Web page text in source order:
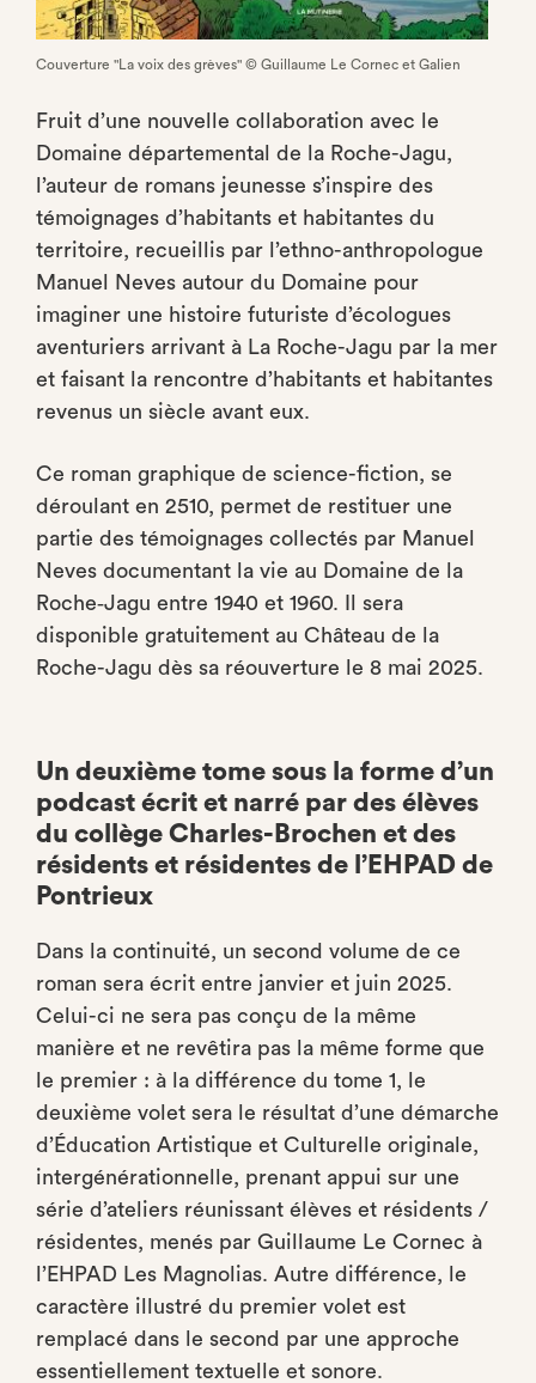
Couverture "La voix des grèves" © Guillaume Le Cornec et Galien
Fruit d’une nouvelle collaboration avec le
Domaine départemental de la Roche-Jagu,
l’auteur de romans jeunesse s’inspire des
témoignages d’habitants et habitantes du
territoire, recueillis par l’ethno-anthropologue
Manuel Neves autour du Domaine pour
imaginer une histoire futuriste d’écologues
aventuriers arrivant à La Roche-Jagu par la mer
et faisant la rencontre d’habitants et habitantes
revenus un siècle avant eux.
Ce roman graphique de science-fiction, se
déroulant en 2510, permet de restituer une
partie des témoignages collectés par Manuel
Neves documentant la vie au Domaine de la
Roche‑Jagu entre 1940 et 1960. Il sera
disponible gratuitement au Château de la
Roche-Jagu dès sa réouverture le 8 mai 2025.
Un deuxième tome sous la forme d’un
podcast écrit et narré par des élèves
du collège Charles-Brochen et des
résidents et résidentes de l’EHPAD de
Pontrieux
Dans la continuité, un second volume de ce
roman sera écrit entre janvier et juin 2025.
Celui-ci ne sera pas conçu de la même
manière et ne revêtira pas la même forme que
le premier : à la différence du tome 1, le
deuxième volet sera le résultat d’une démarche
d’Éducation Artistique et Culturelle originale,
intergénérationnelle, prenant appui sur une
série d’ateliers réunissant élèves et résidents /
résidentes, menés par Guillaume Le Cornec à
l’EHPAD Les Magnolias. Autre différence, le
caractère illustré du premier volet est
remplacé dans le second par une approche
essentiellement textuelle et sonore.